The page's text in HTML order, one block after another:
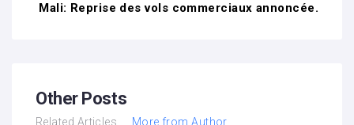
Mali: Reprise des vols commerciaux annoncée.
Other Posts
Related Articles More from Author